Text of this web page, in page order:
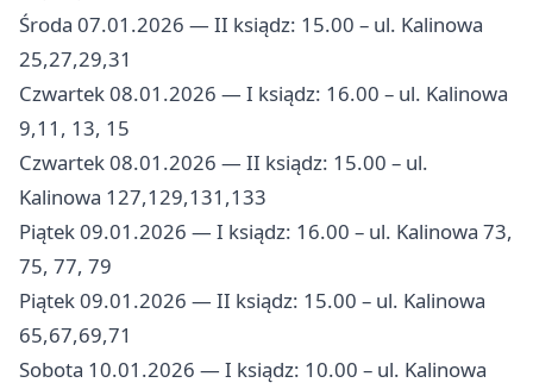
Środa 07.01.2026 — II ksiądz: 15.00 – ul. Kalinowa
25,27,29,31
Czwartek 08.01.2026 — I ksiądz: 16.00 – ul. Kalinowa
9,11, 13, 15
Czwartek 08.01.2026 — II ksiądz: 15.00 – ul.
Kalinowa 127,129,131,133
Piątek 09.01.2026 — I ksiądz: 16.00 – ul. Kalinowa 73,
75, 77, 79
Piątek 09.01.2026 — II ksiądz: 15.00 – ul. Kalinowa
65,67,69,71
Sobota 10.01.2026 — I ksiądz: 10.00 – ul. Kalinowa